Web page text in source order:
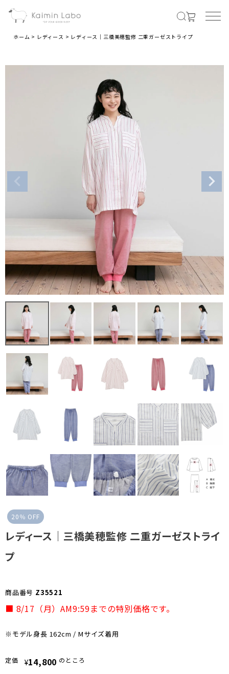
レディース商品すべて
オールシーズンの素材
夏の涼しい素材
冬のあったか素材
GIFT
GOODS
ログイン / 会員登録
お気に入り
お問い合わせ
ホーム レディース レディース｜三橋美穂監修 二重ガーゼストライプ
20％ OFF
レディース｜三橋美穂監修 二重ガーゼストライ
プ
商品番号 Z35521
■ 8/17（月）AM9:59までの特別価格です。
※モデル身長 162cm / Mサイズ着用
定価 ¥14,800 のところ